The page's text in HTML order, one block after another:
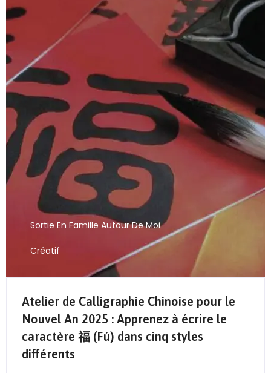
Sortie En Famille Autour De Moi
Créatif
Atelier de Calligraphie Chinoise pour le
Nouvel An 2025 : Apprenez à écrire le
caractère 福 (Fú) dans cinq styles
différents